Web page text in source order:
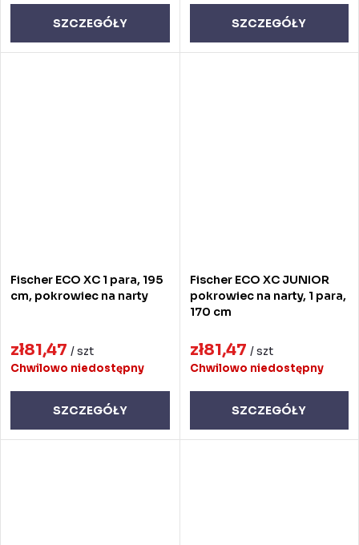
SZCZEGÓŁY SZCZEGÓŁY
Fischer ECO XC 1 para, 195
cm, pokrowiec na narty
zł81,47 / szt
Chwilowo niedostępny
SZCZEGÓŁY
Fischer ECO XC JUNIOR
pokrowiec na narty, 1 para,
170 cm
zł81,47 / szt
Chwilowo niedostępny
SZCZEGÓŁY